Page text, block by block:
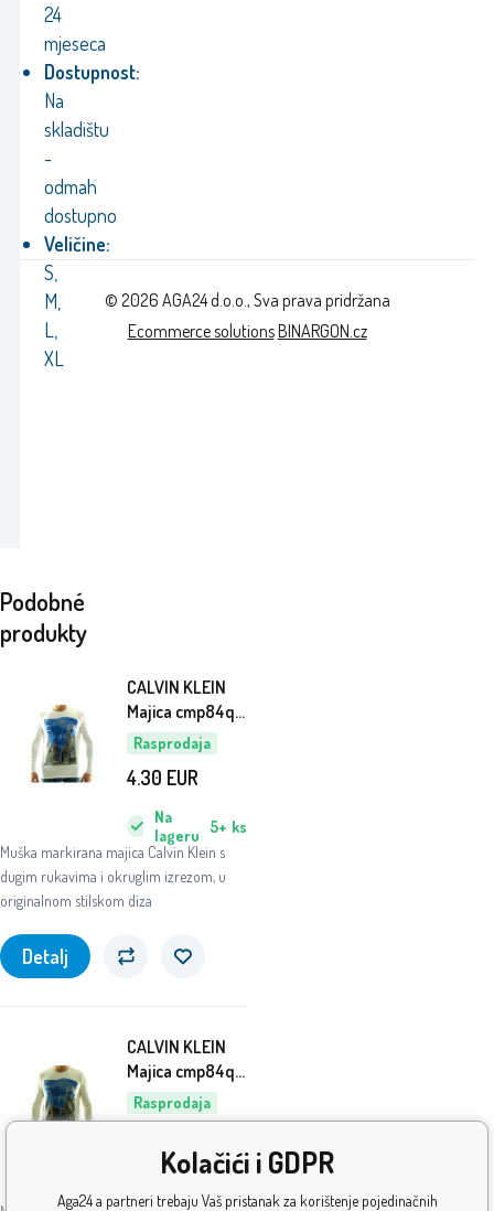
24
mjeseca
Dostupnost:
Na
skladištu
-
odmah
dostupno
Veličine:
S,
M,
L,
XL
Podobné
produkty
Rasprodaja
CALVIN KLEIN
Majica cmp84q
Blanc
Muška markirana majica Calvin Klein s
dugim rukavima i okruglim izrezom, u
originalnom stilskom diza
Na
lageru
5+ ks
4.30 EUR
Detalj
Rasprodaja
CALVIN KLEIN
Majica cmp84q
Creme
Na
lageru
© 2026 AGA24 d.o.o., Sva prava pridržana
Ecommerce solutionsBINARGON.cz
Kolačići i GDPR
Aga24 a partneri trebaju Vaš pristanak za korištenje pojedinačnih